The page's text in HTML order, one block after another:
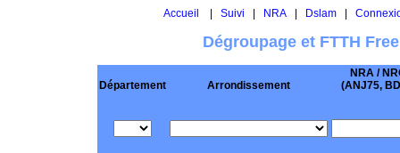
Accueil Suivi NRA| Dslam|
Dégroupage et FTTH
Département Arrondissement
NRA /
(ANJ75,